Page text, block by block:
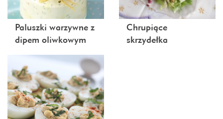
Paluszki warzywne z
dipem oliwkowym
Chrupiące
skrzydełka